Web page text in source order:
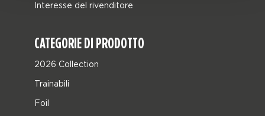
Interesse del rivenditore
CATEGORIE DI PRODOTTO
2026 Collection
Trainabili
Foil